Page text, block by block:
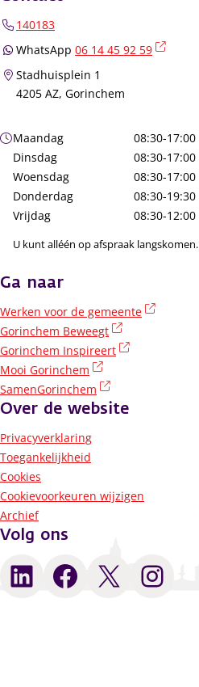
140183
WhatsApp 06 14 45 92 59
Stadhuisplein 1
4205 AZ, Gorinchem
Openingstijden
Maandag
08:30-17:00
Dinsdag
08:30-17:00
Woensdag
08:30-17:00
Donderdag
08:30-19:30
Vrijdag
08:30-12:00
U kunt alléén op afspraak langskomen.
Ga naar
Werken voor de gemeente
Gorinchem Beweegt
Gorinchem Inspireert
Mooi Gorinchem
SamenGorinchem
Over de website
Privacyverklaring
Toegankelijkheid
Cookies
Cookievoorkeuren wijzigen
Archief
Volg ons
LinkedIn Facebook X Instagram